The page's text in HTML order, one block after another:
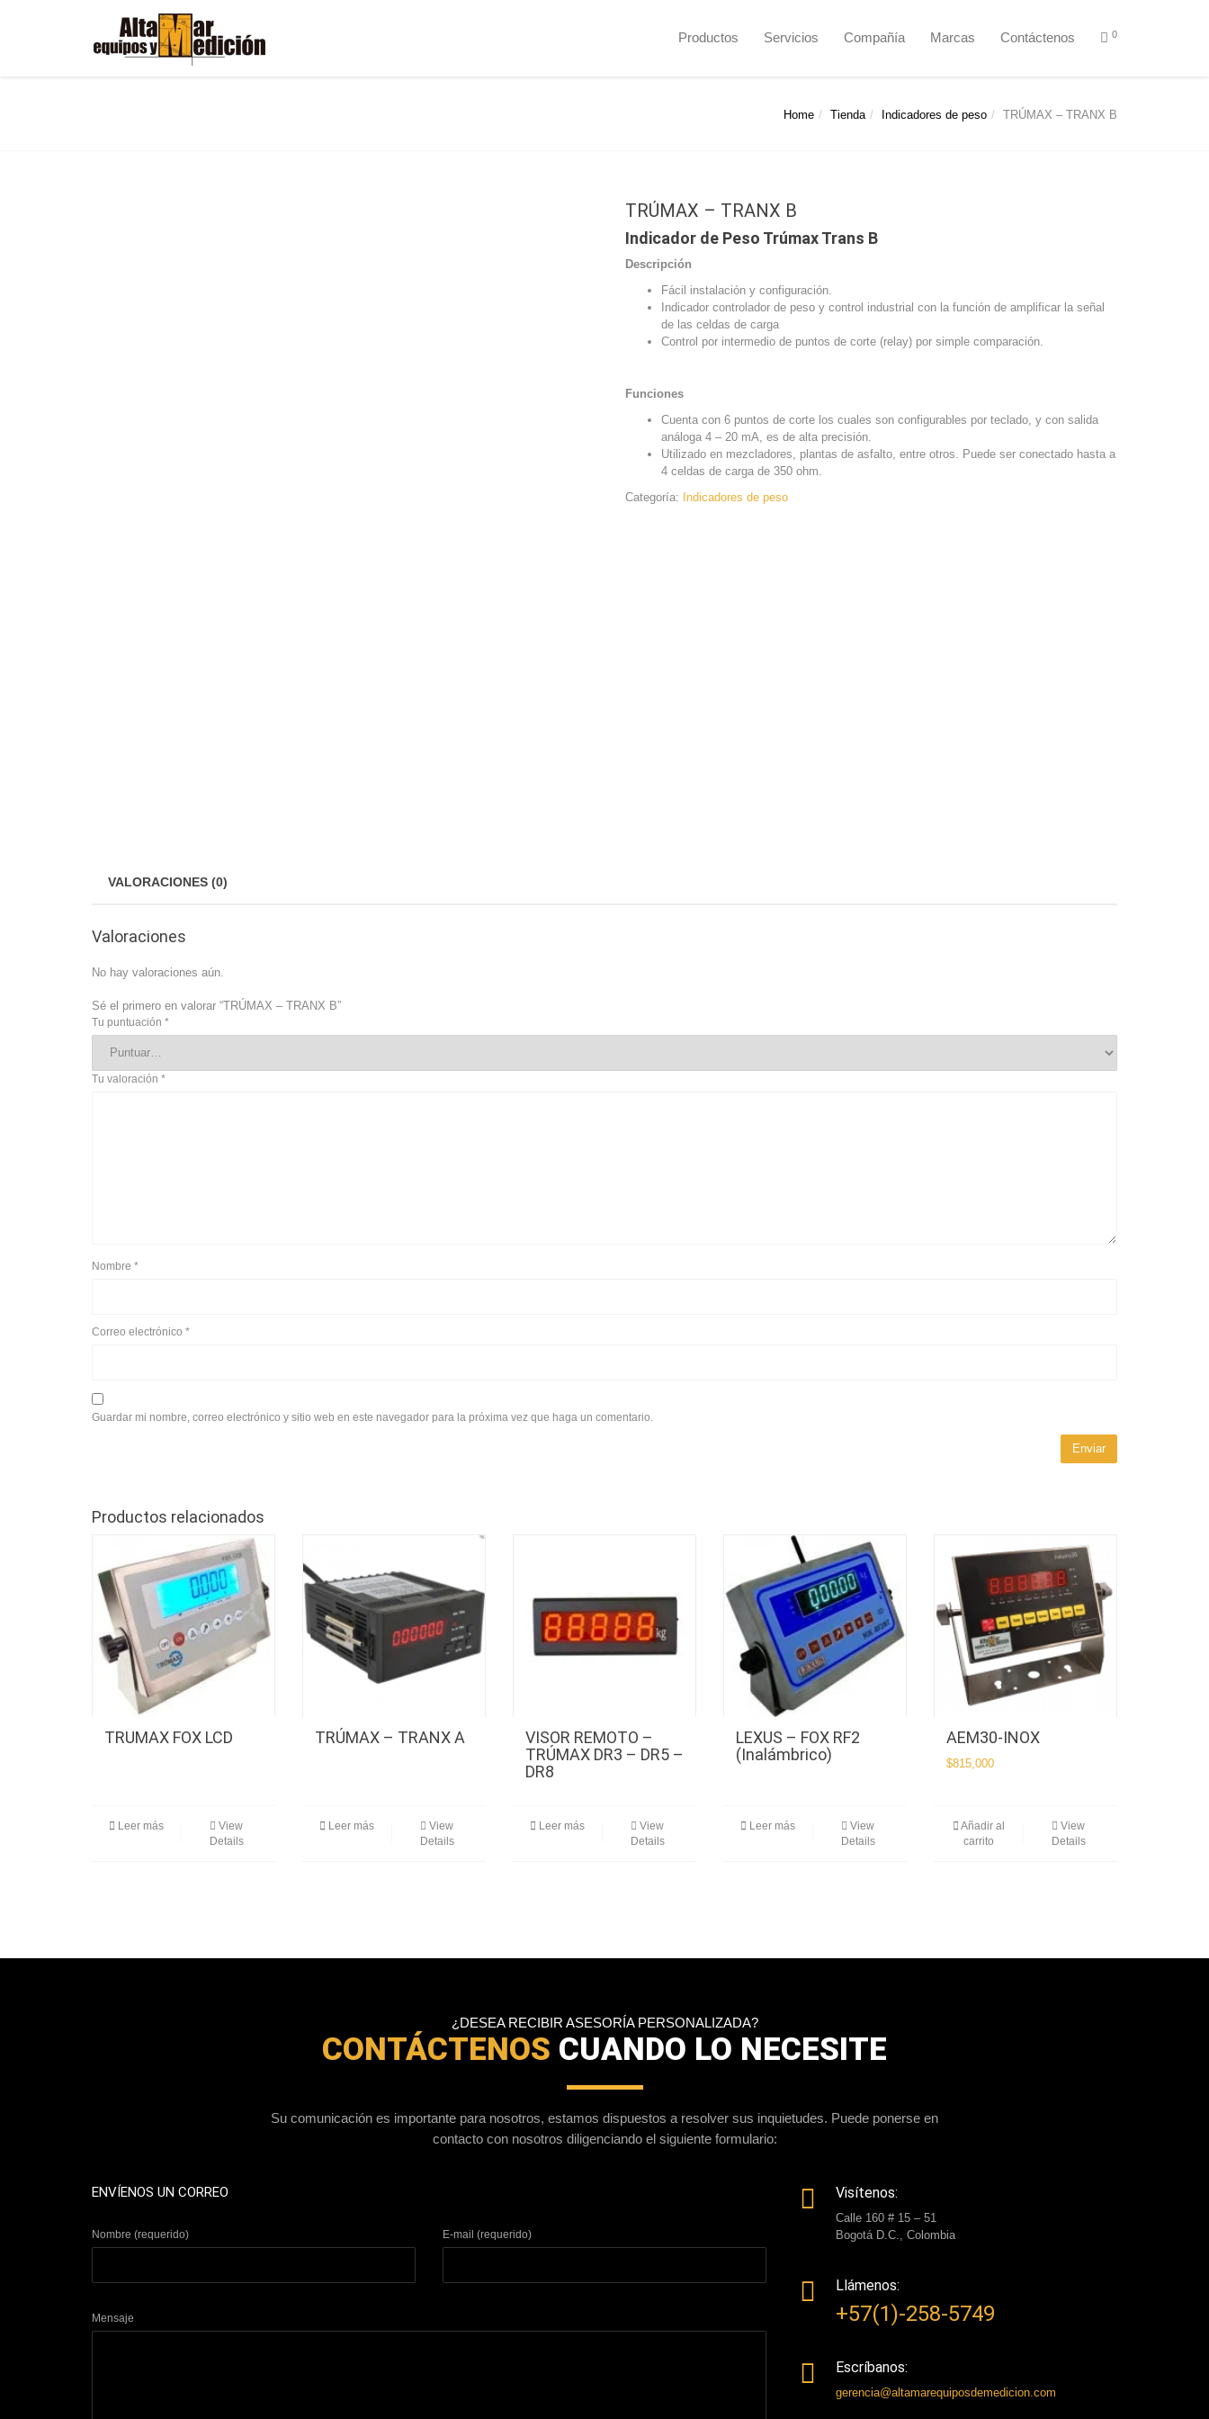
Productos Servicios Compañía Marcas Contáctenos 0
Home Tienda Indicadores de peso TRÚMAX – TRANX B
TRÚMAX – TRANX B
Indicador de Peso Trúmax Trans B
Descripción
Fácil instalación y configuración.
Indicador controlador de peso y control industrial con la función de amplificar la señal
de las celdas de carga
Control por intermedio de puntos de corte (relay) por simple comparación.
Funciones
Cuenta con 6 puntos de corte los cuales son configurables por teclado, y con salida
análoga 4 – 20 mA, es de alta precisión.
Utilizado en mezcladores, plantas de asfalto, entre otros. Puede ser conectado hasta a
4 celdas de carga de 350 ohm.
Categoría: Indicadores de peso
VALORACIONES (0)
Valoraciones
No hay valoraciones aún.
Sé el primero en valorar “TRÚMAX – TRANX B”
Tu puntuación *
Tu valoración *
Nombre *
Correo electrónico *
Guardar mi nombre, correo electrónico y sitio web en este navegador para la próxima vez que haga un comentario.
Productos relacionados
TRUMAX FOX LCD
Leer más
View
Details
TRÚMAX – TRANX A
Leer más
View
Details
VISOR REMOTO –
TRÚMAX DR3 – DR5 –
DR8
Leer más
View
Details
LEXUS – FOX RF2
(Inalámbrico)
Leer más
View
Details
AEM30-INOX
$815,000
Añadir al
carrito
View
Details
¿DESEA RECIBIR ASESORÍA PERSONALIZADA?
CONTÁCTENOS CUANDO LO NECESITE
Su comunicación es importante para nosotros, estamos dispuestos a resolver sus inquietudes. Puede ponerse en
contacto con nosotros diligenciando el siguiente formulario:
ENVÍENOS UN CORREO
Nombre (requerido) E-mail (requerido)
Mensaje
Visítenos:
Calle 160 # 15 – 51
Bogotá D.C., Colombia
Llámenos:
+57(1)-258-5749
Escríbanos:
gerencia@altamarequiposdemedicion.com